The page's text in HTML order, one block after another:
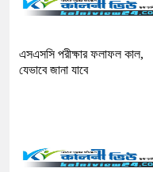
এসএসসি পরীক্ষার ফলাফল কাল,
যেভাবে জানা যাবে